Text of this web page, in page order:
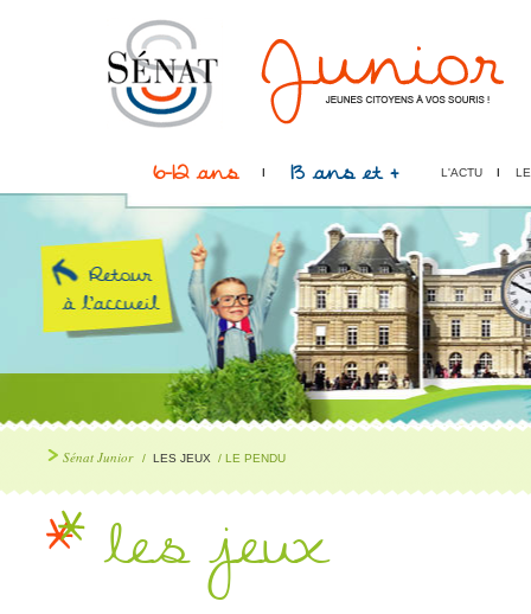
6-12 ans 13 ans et + L'ACTU
Sénat Junior / LES JEUX / LE PENDU
les jeux